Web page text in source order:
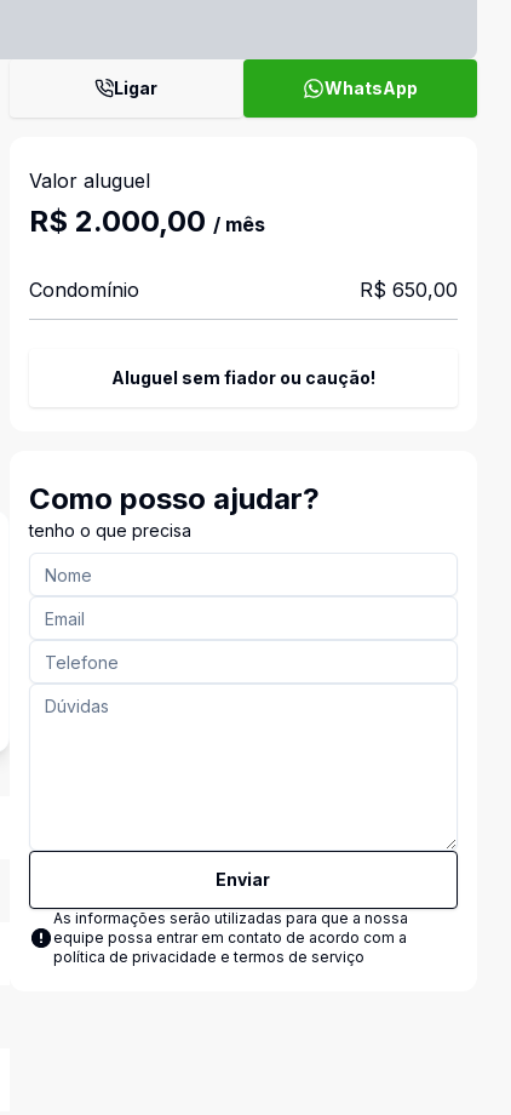
Ligar WhatsApp
Valor aluguel
R$ 2.000,00 / mês
Condomínio R$ 650,00
Aluguel sem fiador ou caução!
Como posso ajudar?
tenho o que precisa
Enviar
As informações serão utilizadas para que a nossa
equipe possa entrar em contato de acordo com a
política de privacidade e termos de serviço